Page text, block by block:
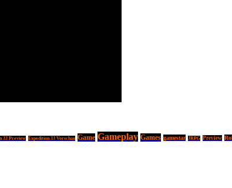
33 Preview Expedition 33 Vorschau Game Gameplay Games gamestar JRPG Preview